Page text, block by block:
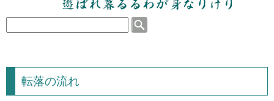
身なりけり
転落の流れ